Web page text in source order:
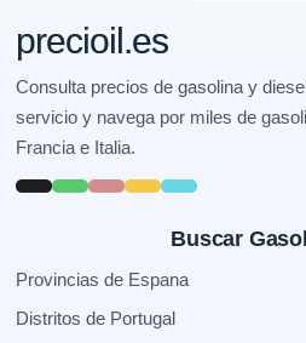
precioil.es
Consulta precios de gasolina y
servicio y navega por miles de
Francia e Italia.
Buscar
Provincias de Espana
Distritos de Portugal